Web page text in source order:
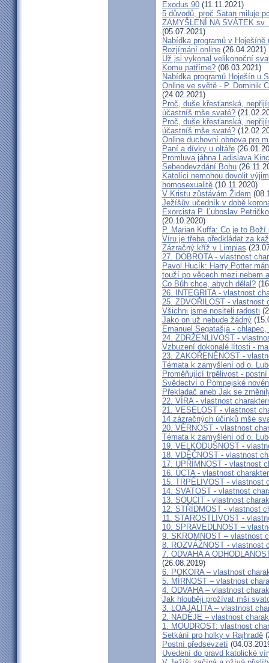
Exodus 90 (11.11.2021)
5 důvodů, proč Satan miluje
ZAMYŠLENÍ NA SVÁTEK
(05.07.2021)
Nabídka programů v Hoješíně
Rozjímání online (26.04.2021)
Už jsi vykonal velikonoční
Komu patříme? (08.03.2021)
Nabídka programů Hoješín u
Online ve světě - P. Dominik
(24.02.2021)
Proč, duše křesťanská,
účastníš mše svaté?
Proč, duše křesťanská,
účastníš mše svaté?
Online duchovní obnova pro
Paní a dívky u oltáře
Promluva jáhna Ladislava
Sebeodevzdání Bohu
Katolíci nemohou dovolit
homosexualitě (10.11.2020)
V Kristu zůstávám Židem
Ježíšův učedník v době
Exorcista P. Ľuboslav
(20.10.2020)
P. Marian Kuffa: Co je to Boží
Víru je třeba předkládat za
Zázračný kříž v Limpias
27. DOBROTA - vlastnost
Pavol Hucík: Harry Potter
touží po věcech mezi nebem
Co Bůh chce, abych dělal?
26. INTEGRITA - vlastnost
25. ZDVOŘILOST - vlastnost
Všichni jsme nositeli radosti
Jako on už nebude žádný
Emanuel Segatašja -
24. ZDRŽENLIVOST -
Vzbuzení dokonalé lítosti -
23. ZAKOŘENĚNOST -
Témata k zamyšlení od o.
Proměňující trpělivost -
Svědectví o Pompejské
Překladač aneb Jak se
22. VÍRA - vlastnost
21. VESELOST - vlastnost
14 zázračných účinků mše
20. VĚRNOST - vlastnost
Témata k zamyšlení od o.
19. VELKODUŠNOST -
18. VDĚČNOST - vlastnost
17. UPŘÍMNOST - vlastnost
16. ÚCTA - vlastnost
15. TRPĚLIVOST - vlastnost
14. SVATOST - vlastnost
13. SOUCIT - vlastnost
12. STŘÍDMOST - vlastnost
11. STAROSTLIVOST -
10. SPRAVEDLNOST –
9. SKROMNOST – vlastnost
8. ROZVÁŽNOST - vlastnost
7. ODVAHA A
(26.08.2019)
6. POKORA – vlastnost
5. MÍRNOST – vlastnost
4. ODVAHA – vlastnost
Jak hlouběji prožívat mši
3. LOAJALITA – vlastnost
2. NADĚJE – vlastnost
1. MOUDROST: vlastnost
Setkání pro holky v Rajhradě
Postní předsevzetí
Uvedení do pravd katolické